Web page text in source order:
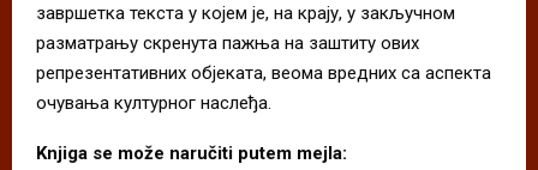
завршетка текста у којем је, на крају, у закључном
разматрању скренута пажња на заштиту ових
репрезентативних објеката, веома вредних са аспекта
очувања културног наслеђа.
Knjiga se može naručiti putem mejla: